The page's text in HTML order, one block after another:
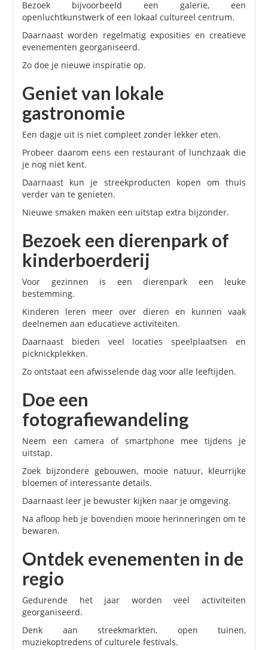
Bezoek bijvoorbeeld een galerie, een
openluchtkunstwerk of een lokaal cultureel centrum.
Daarnaast worden regelmatig exposities en creatieve
evenementen georganiseerd.
Zo doe je nieuwe inspiratie op.
Geniet van lokale
gastronomie
Een dagje uit is niet compleet zonder lekker eten.
Probeer daarom eens een restaurant of lunchzaak die
je nog niet kent.
Daarnaast kun je streekproducten kopen om thuis
verder van te genieten.
Nieuwe smaken maken een uitstap extra bijzonder.
Bezoek een dierenpark of
kinderboerderij
Voor gezinnen is een dierenpark een leuke
bestemming.
Kinderen leren meer over dieren en kunnen vaak
deelnemen aan educatieve activiteiten.
Daarnaast bieden veel locaties speelplaatsen en
picknickplekken.
Zo ontstaat een afwisselende dag voor alle leeftijden.
Doe een
fotografiewandeling
Neem een camera of smartphone mee tijdens je
uitstap.
Zoek bijzondere gebouwen, mooie natuur, kleurrijke
bloemen of interessante details.
Daarnaast leer je bewuster kijken naar je omgeving.
Na afloop heb je bovendien mooie herinneringen om te
bewaren.
Ontdek evenementen in de
regio
Gedurende het jaar worden veel activiteiten
georganiseerd.
Denk aan streekmarkten, open tuinen,
muziekoptredens of culturele festivals.